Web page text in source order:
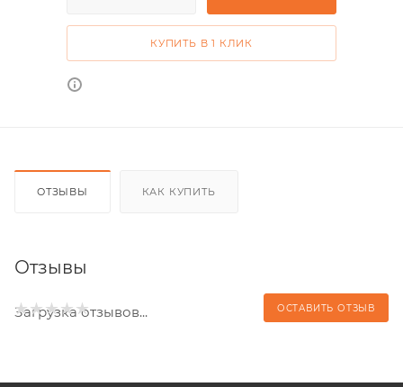
КУПИТЬ В 1 КЛИК
ОТЗЫВЫ КАК КУПИТЬ
Отзывы
ОСТАВИТЬ ОТЗЫВ
Загрузка отзывов...